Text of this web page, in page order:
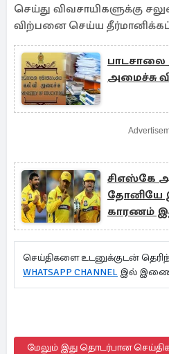
செய்து விவசாயிகளுக்கு
விற்பனை செய்ய
பாடசாலை
அமைச்சு
சிஎஸ்கே
தோனியே
காரணம்
செய்திகளை உடனுக்குடன்
WHATSAPP CHANNEL இல்
மேலும் இது தொடர்பான